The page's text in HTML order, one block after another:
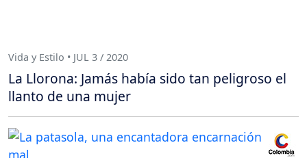
Vida y Estilo • JUL 3 / 2020
La Llorona: Jamás había sido tan peligroso el
llanto de una mujer